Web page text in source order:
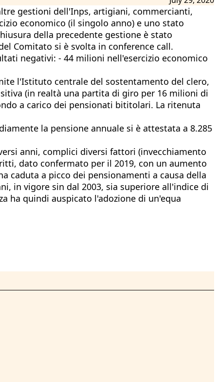
gestioni dell'Inps, artigiani, commercianti,
economico (il singolo anno) e uno stato
della precedente gestione è stato
Comitato si è svolta in conference call.
negativi: - 44 milioni nell'esercizio economico
l'Istituto centrale del sostentamento del clero,
(in realtà una partita di giro per 16 milioni di
a carico dei pensionati bititolari. La ritenuta
la pensione annuale si è attestata a 8.285
anni, complici diversi fattori (invecchiamento
dato confermato per il 2019, con un aumento
caduta a picco dei pensionamenti a causa della
in vigore sin dal 2003, sia superiore all'indice di
ha quindi auspicato l'adozione di un'equa